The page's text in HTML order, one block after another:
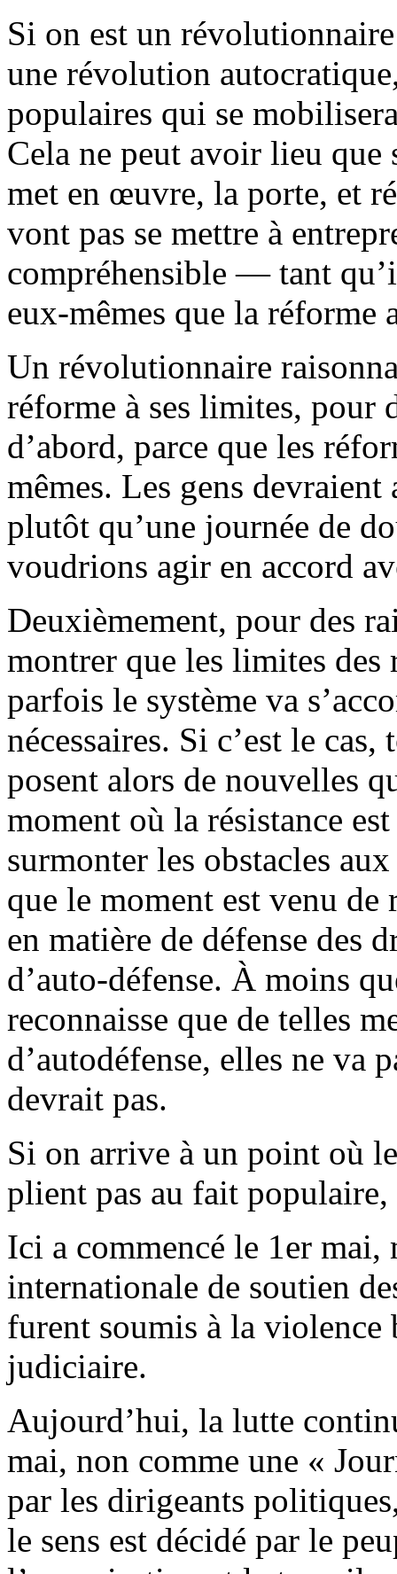
Si on est un
une révolution
populaires qui se
Cela ne peut avoir lieu que
met en œuvre, la porte, et
vont pas se mettre à
compréhensible — tant
eux-mêmes que la réforme
Un révolutionnaire
réforme à ses limites, pour
d’abord, parce que les
mêmes. Les gens
plutôt qu’une journée de
voudrions agir en accord
Deuxièmement, pour des
montrer que les limites des
parfois le système va
nécessaires. Si c’est le
posent alors de nouvelles
moment où la résistance
surmonter les obstacles
que le moment est venu de
en matière de défense des
d’auto-défense. À moins
reconnaisse que de telles
d’autodéfense, elles ne va
devrait pas.
Si on arrive à un point où
plient pas au fait
Ici a commencé le 1er
internationale de soutien
furent soumis à la violence
judiciaire.
Aujourd’hui, la lutte
mai, non comme une «
par les dirigeants
le sens est décidé par le